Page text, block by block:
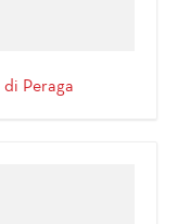
di Peraga